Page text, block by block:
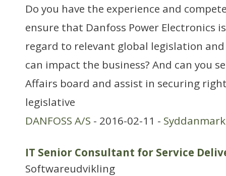
Do you have the experience and
ensure that Danfoss Power Electronics
regard to relevant global legislation
can impact the business? And can you
Affairs board and assist in securing
legislative
DANFOSS A/S - 2016-02-11 - Syddanmark
IT Senior Consultant for Service
Softwareudvikling